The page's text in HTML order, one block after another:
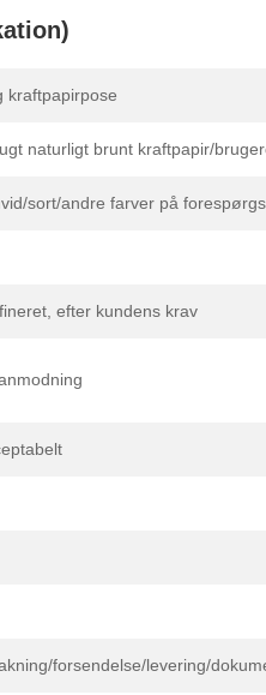
kraftpapirpose
naturligt brunt kraftpapir/
sort/andre farver på
efter kundens krav
forsendelse/levering/